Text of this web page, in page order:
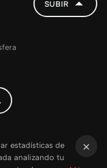
SUBIR
estadísticas de
analizando tu